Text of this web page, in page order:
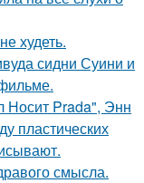
худеть.
сидни Суини и
Носит Prada", Энн
пластических
смысла.